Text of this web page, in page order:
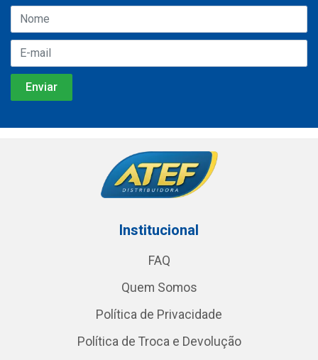
Institucional
FAQ
Quem Somos
Política de Privacidade
Política de Troca e Devolução